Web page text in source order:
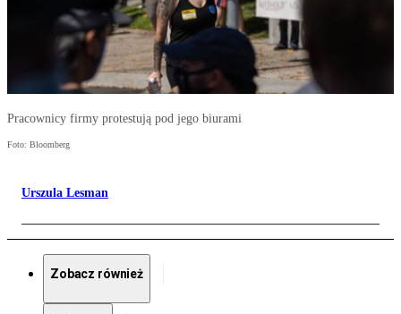
Pracownicy firmy protestują pod jego biurami
Foto: Bloomberg
Urszula Lesman
Zobacz również